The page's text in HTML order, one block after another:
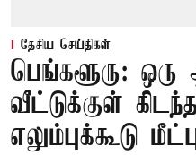
தேசிய செய்திகள்
பெங்களூரு:
வீட்டுக்குள்
எலும்புக்கூடு